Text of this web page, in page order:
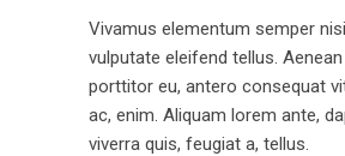
Vivamus elementum semper
vulputate eleifend tellus. Aenean
porttitor eu, antero consequat
ac, enim. Aliquam lorem ante,
viverra quis, feugiat a, tellus.